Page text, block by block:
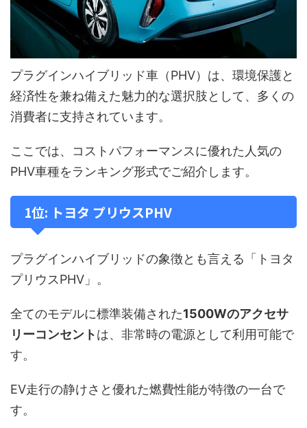
プラグインハイブリッド車（PHV）は、環境保護と
経済性を兼ね備えた魅力的な選択肢として、多くの
消費者に支持されています。
ここでは、コストパフォーマンスに優れた人気の
PHV車種をランキング形式でご紹介します。
1位: トヨタ プリウスPHV
プラグインハイブリッドの象徴とも言える「トヨタ
プリウスPHV」。
全てのモデルに標準装備された1500Wのアクセサ
リーコンセントは、非常時の電源として利用可能で
す。
EV走行の静けさと優れた燃費性能が特徴の一台で
す。